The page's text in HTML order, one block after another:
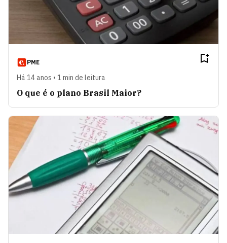
PME
Há 14 anos • 1 min de leitura
O que é o plano Brasil Maior?